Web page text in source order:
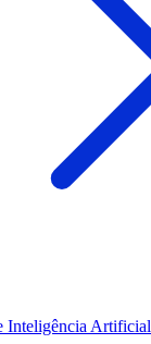
Inteligência Artificial